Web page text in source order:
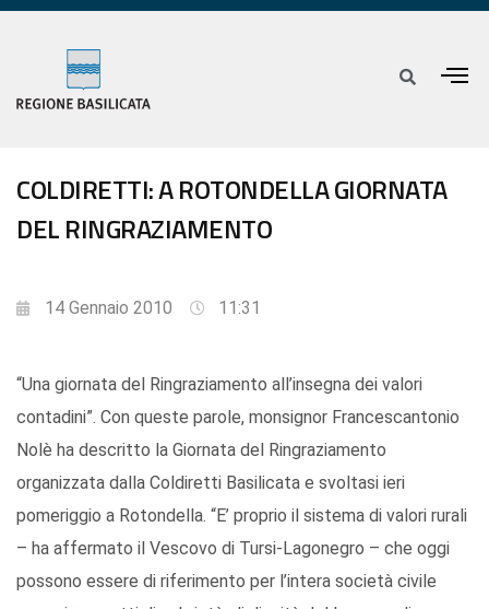
COLDIRETTI: A ROTONDELLA GIORNATA
DEL RINGRAZIAMENTO
14 Gennaio 2010 11:31
“Una giornata del Ringraziamento all’insegna dei valori
contadini”. Con queste parole, monsignor Francescantonio
Nolè ha descritto la Giornata del Ringraziamento
organizzata dalla Coldiretti Basilicata e svoltasi ieri
pomeriggio a Rotondella. “E’ proprio il sistema di valori rurali
– ha affermato il Vescovo di Tursi-Lagonegro – che oggi
possono essere di riferimento per l’intera società civile